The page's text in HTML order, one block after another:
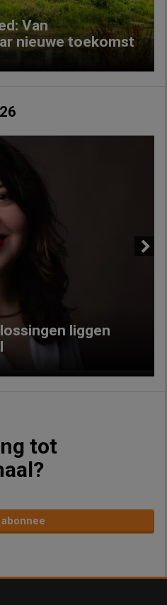
Van
nieuwe toekomst
liggen
tot